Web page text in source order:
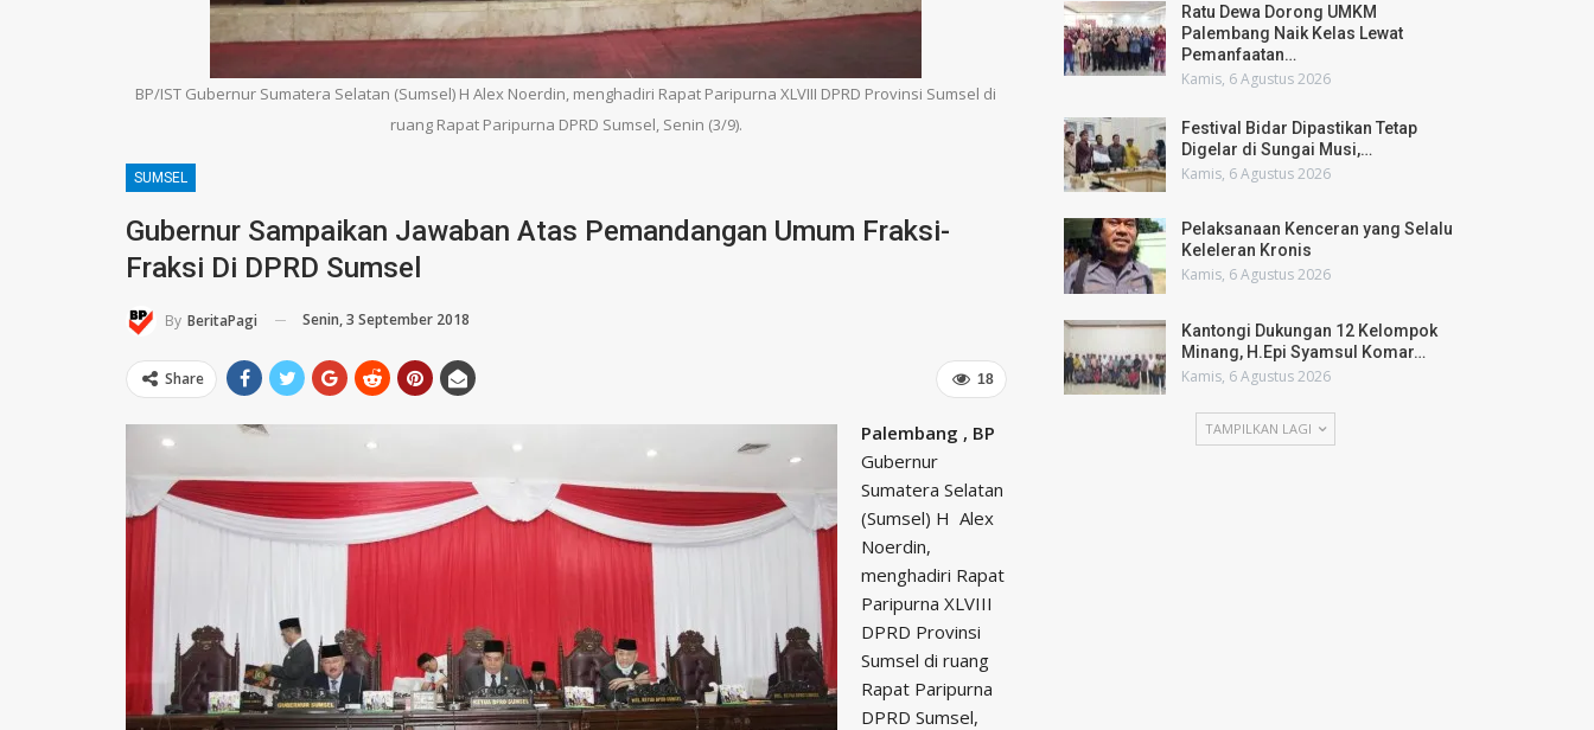
BP/IST Gubernur Sumatera Selatan (Sumsel) H Alex Noerdin, menghadiri Rapat Paripurna XLVIII DPRD Provinsi Sumsel di
ruang Rapat Paripurna DPRD Sumsel, Senin (3/9).
SUMSEL
Gubernur Sampaikan Jawaban Atas Pemandangan Umum Fraksi-
Fraksi Di DPRD Sumsel
By BeritaPagi Senin, 3 September 2018
18
Share
Palembang , BP
Gubernur
Sumatera Selatan
(Sumsel) H Alex
Noerdin,
menghadiri Rapat
Paripurna XLVIII
DPRD Provinsi
Sumsel di ruang
Rapat Paripurna
DPRD Sumsel,
Ratu Dewa Dorong UMKM
Palembang Naik Kelas Lewat
Pemanfaatan…
Kamis, 6 Agustus 2026
Festival Bidar Dipastikan Tetap
Digelar di Sungai Musi,…
Kamis, 6 Agustus 2026
Pelaksanaan Kenceran yang Selalu
Keleleran Kronis
Kamis, 6 Agustus 2026
Kantongi Dukungan 12 Kelompok
Minang, H.Epi Syamsul Komar…
Kamis, 6 Agustus 2026
TAMPILKAN LAGI